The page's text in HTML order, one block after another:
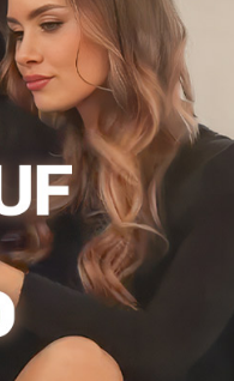
DEN Strumpfhosen DEN
WhatsApp
E-
mail